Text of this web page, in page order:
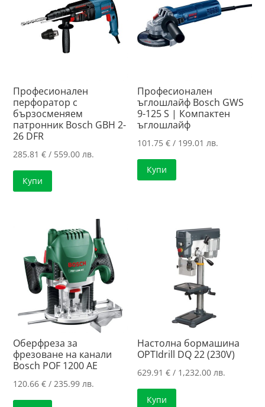
Професионален
перфоратор с
бързосменяем
патронник Bosch GBH 2-
26 DFR
285.81€ / 559.00 лв.
Купи
Професионален
ъглошлайф Bosch GWS
9-125 S | Компактен
ъглошлайф
101.75€ / 199.01 лв.
Купи
Оберфреза за
фрезоване на канали
Bosch POF 1200 AE
120.66€ / 235.99 лв.
Настолна бормашина
OPTIdrill DQ 22 (230V)
629.91€ / 1,232.00 лв.
Купи